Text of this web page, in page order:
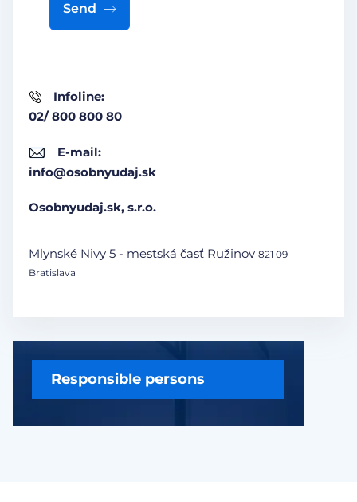
Responsible persons
Infoline:
02/ 800 800 80
E-mail:
info@osobnyudaj.sk
Osobnyudaj.sk, s.r.o.
Mlynské Nivy 5 - mestská časť Ružinov 821 09
Bratislava
Send